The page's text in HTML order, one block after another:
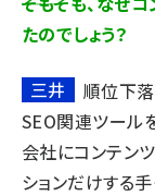
たのでしょう？
三井
順位下
SEO関連ツール
会社にコンテン
ションだけする